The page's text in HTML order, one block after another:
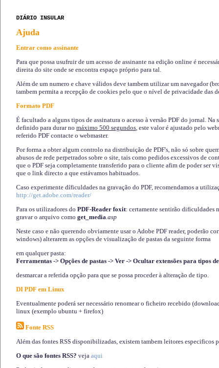
DIÁRIO INSULAR
Ajuda
Entrar como assinante
Para que possa usufruir de um acesso de assinante na edição online é
direita do site onde se encontra espaço próprio para tal.
Além de um numero e chave válidos deve tambem utilizar um navegador
tambem permita a recepção de cookies pelo que o nível de privacidade das
Formato PDF
É facultado a alguns tipos de assinatura o acesso à versão PDF do jornal. Na
definido para durar no máximo 500 segundos, este valor é ajustado pelo
referido PDF contacte o webmaster.
Por forma a obter algum controlo na distribuição de PDF's, não só sobre
abusos de rede perpetrados sobre o site, tais como pedidos excessivos de
que o PDF seja completamente transferido para o cliente afim de poder ser
que o link directo a que estávamos habituados.
Caso experimente díficuldades na gravação do PDF, recomendamos a
http://get.adobe.com/reader/
Para os utilizadores do PDF-Reader foxit: certamente sentirão dificuldades
gravar o arquivo como get_media.asp
Neste caso e não querendo obviamente usar o Adobe PDF reader, poderão
windows) alterarem as opções de visualização de pastas da seguinte forma
em qualquer pasta:
Ferramentas -> Opções de pastas -> Ver -> Ocultar extensões para tipos
desmarcar a referida opção para que se possa proceder à alteração de tipo.
DI PDF em Linux
Eventualmente poderá ser necessário renomear o ficheiro recebido
linux (exemplo ubuntu + firefox)
Fonte RSS
Além das fontes RSS disponibilizadas, existem tambem leitores especificos
O que são fontes RSS? veja aqui